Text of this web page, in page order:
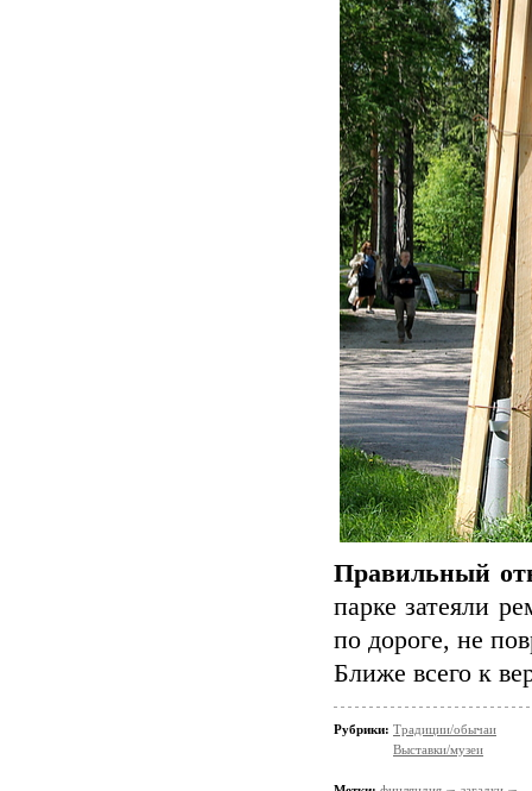
Правильный
парке затеяли
по дороге, не
Ближе всего к
Рубрики: Традиции/обычаи
Выставки/музеи